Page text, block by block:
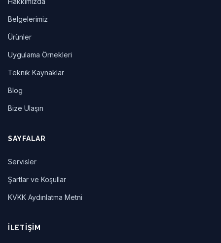
Belgelerimiz
Ürünler
Uygulama Örnekleri
Teknik Kaynaklar
Blog
Bize Ulaşın
SAYFALAR
Servisler
Şartlar ve Koşullar
KVKK Aydınlatma Metni
İLETIŞIM